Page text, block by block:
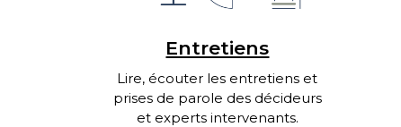
Entretiens
Lire, écouter les entretiens et
prises de parole des décideurs
et experts intervenants.